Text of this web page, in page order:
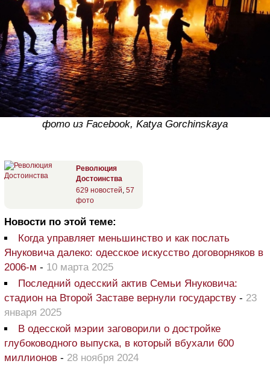
фото из Facebook, Katya Gorchinskaya
Революция
Достоинства
629 новостей, 57
фото
Новости по этой теме:
Когда управляет меньшинство и как послать
Януковича далеко: одесское искусство договорняков в
2006-м - 10 марта 2025
Последний одесский актив Семьи Януковича:
стадион на Второй Заставе вернули государству - 23
января 2025
В одесской мэрии заговорили о достройке
глубоководного выпуска, в который вбухали 600
миллионов - 28 ноября 2024